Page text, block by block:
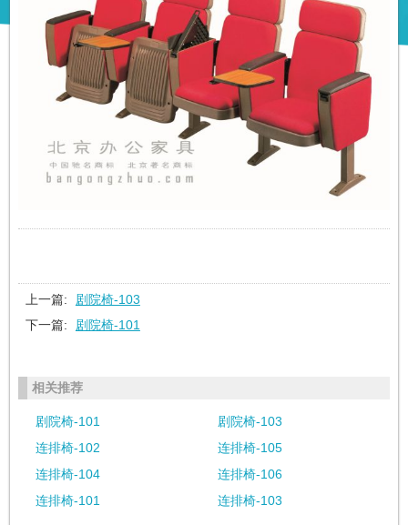
上一篇:
剧院椅-103
下一篇:
剧院椅-101
相关推荐
剧院椅-101
剧院椅-103
连排椅-102
连排椅-105
连排椅-104
连排椅-106
连排椅-101
连排椅-103